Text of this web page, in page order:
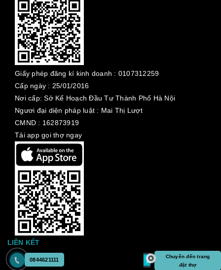
Giấy phép đăng kí kinh doanh : 0107312259
Cấp ngày : 25/01/2016
Nơi cấp: Sở Kế Hoạch Đầu Tư Thành Phố Hà Nội
Ngươi đại diện pháp luật : Mai Thị Lượt
CMND : 162873919
Tải app gọi thợ ngay
LIÊN KẾT
0844621111
Chuyển đến trang
đặt thợ